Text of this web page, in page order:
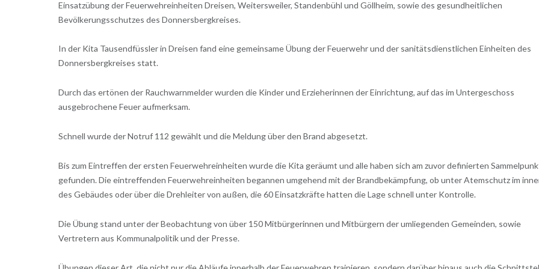
Einsatzübung der Feuerwehreinheiten Dreisen, Weitersweiler, Standenbühl und Göllheim, sowie des gesundheitlichen
Bevölkerungsschutzes des Donnersbergkreises.
In der Kita Tausendfüssler in Dreisen fand eine gemeinsame Übung der Feuerwehr und der sanitätsdienstlichen Einheiten des
Donnersbergkreises statt.
Durch das ertönen der Rauchwarnmelder wurden die Kinder und Erzieherinnen der Einrichtung, auf das im Untergeschoss
ausgebrochene Feuer aufmerksam.
Schnell wurde der Notruf 112 gewählt und die Meldung über den Brand abgesetzt.
Bis zum Eintreffen der ersten Feuerwehreinheiten wurde die Kita geräumt und alle haben sich am zuvor definierten
gefunden. Die eintreffenden Feuerwehreinheiten begannen umgehend mit der Brandbekämpfung, ob unter Atemschutz im
des Gebäudes oder über die Drehleiter von außen, die 60 Einsatzkräfte hatten die Lage schnell unter Kontrolle.
Die Übung stand unter der Beobachtung von über 150 Mitbürgerinnen und Mitbürgern der umliegenden Gemeinden, sowie
Vertretern aus Kommunalpolitik und der Presse.